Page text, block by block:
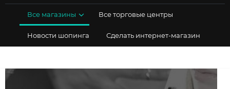
Все магазины Все торговые центры
Новости шопинга Сделать интернет-магазин